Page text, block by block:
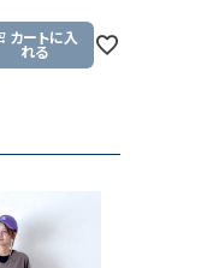
オーバーオール）
WILD THINGS（ワイルドシ
カートに入
れる